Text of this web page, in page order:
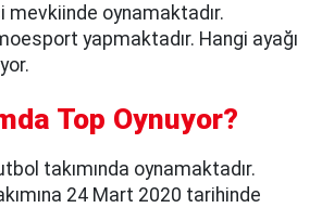
mevkiinde oynamaktadır.
yapmaktadır. Hangi ayağı
Top Oynuyor?
takımında oynamaktadır.
24 Mart 2020 tarihinde